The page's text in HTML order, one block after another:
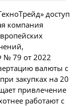
доступ
компания
№ 79 от 2022
валюты с
закупках на 20
привлечение
работают с